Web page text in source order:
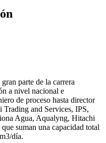
parte de la carrera
a nivel nacional e
de proceso hasta director
Trading and Services, IPS,
Agua, Aqualyng, Hitachi
suman una capacidad total
día.